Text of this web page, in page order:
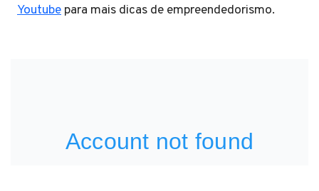
Youtube para mais dicas de empreendedorismo.